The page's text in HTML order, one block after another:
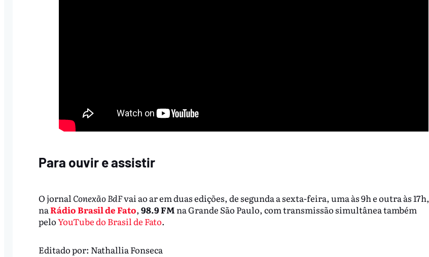
Para ouvir e assistir
O jornal Conexão BdFvai ao ar em duas edições, de segunda a sexta-feira, uma às 9h e outra às 17h,
naRádio Brasil de Fato, 98.9 FM na Grande São Paulo, com transmissão simultânea também
peloYouTube do Brasil de Fato.
Editado por: Nathallia Fonseca